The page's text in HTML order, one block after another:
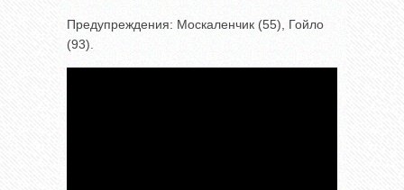
Предупреждения: Москаленчик (55), Гойло
(93).